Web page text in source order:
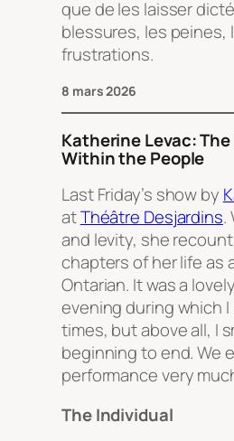
que de les laisser
blessures, les peines,
frustrations.
8 mars 2026
Katherine Levac:
Within the People
Last Friday’s show by
atThéâtre Desjardins.
and levity, she
chapters of her life as
Ontarian. It was a
evening during which
times, but above all, I
beginning to end. We
performance very
The Individual